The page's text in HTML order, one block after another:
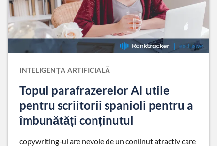
INTELIGENȚA ARTIFICIALĂ
Topul parafrazerelor AI utile
pentru scriitorii spanioli pentru a
îmbunătăți conținutul
copywriting-ul are nevoie de un conținut atractiv care